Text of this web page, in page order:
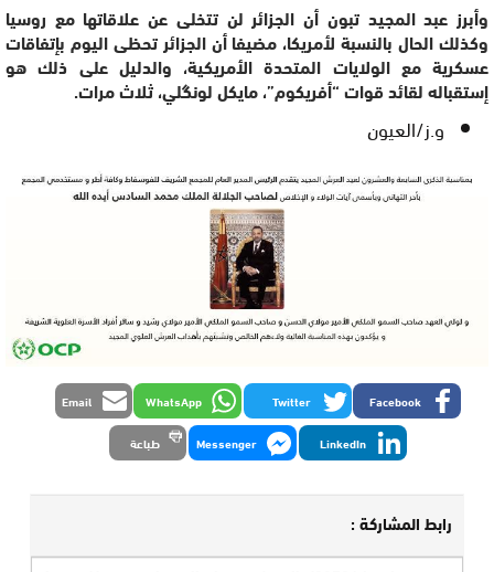
وأبرز عبد المجيد تبون أن الجزائر لن تتخلى عن علاقاتها مع روسيا
وكذلك الحال بالنسبة لأمريكا، مضيفا أن الجزائر تحظى اليوم بإتفاقات
عسكرية مع الولايات المتحدة الأمريكية، والدليل على ذلك هو
إستقباله لقائد قوات “أفريكوم”، مايكل لونگلي، ثلاث مرات.
و.ز/العيون
Facebook
Twitter
WhatsApp
Email
LinkedIn
Messenger طباعة
رابط المشاركة :